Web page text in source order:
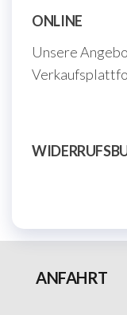
ONLINE
Unsere
ANFAHRT